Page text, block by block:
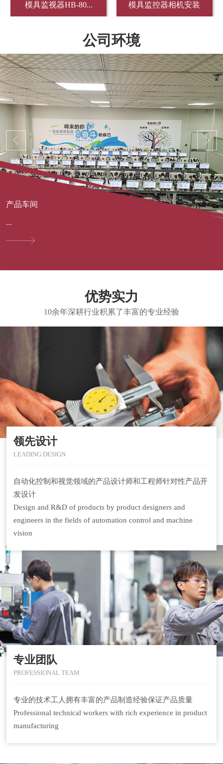
模具监视器HB-80... 模具监控器相机安装
公司环境
产品车间
...
优势实力
10余年深耕行业积累了丰富的专业经验
领先设计
LEADING DESIGN
自动化控制和视觉领域的产品设计师和工程师针对性产品开
发设计
Design and R&D of products by product designers and
engineers in the fields of automation control and machine
vision
专业团队
PROFESSIONAL TEAM
专业的技术工人拥有丰富的产品制造经验保证产品质量
Professional technical workers with rich experience in product
manufacturing